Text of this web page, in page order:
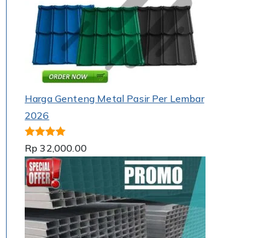
Harga Genteng Metal Pasir Per Lembar
2026
Dinilai 5.00
dari 5
Rp 32,000.00